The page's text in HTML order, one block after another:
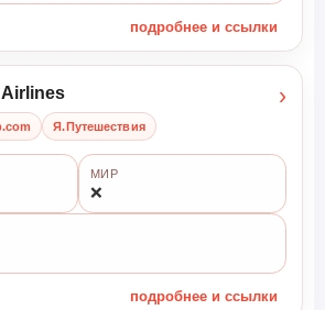
подробнее и ссылки
Я.Путешествия
›
МИР
❌
подробнее и ссылки